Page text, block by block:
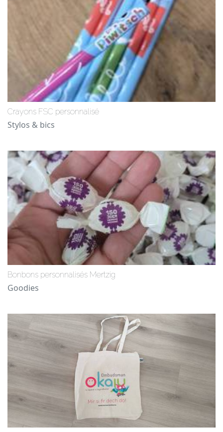
Crayons FSC personnalisé
Stylos & bics
Bonbons personnalisés Mertzig
Goodies